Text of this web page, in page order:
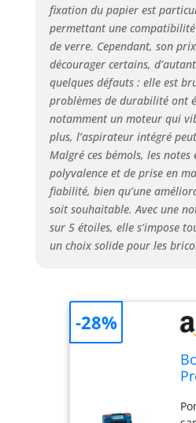
fixation du papier est
permettant une
de verre. Cependant, son
décourager certains,
quelques défauts : elle est
problèmes de durabilité ont
notamment un moteur qui
plus, l’aspirateur intégré
Malgré ces bémols, les notes
polyvalence et de prise en
fiabilité, bien qu’une
soit souhaitable. Avec une
sur 5 étoiles, elle s’impose
un choix solide pour les
-28%